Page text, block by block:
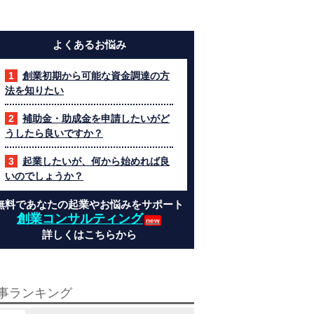
よくあるお悩み
創業初期から可能な資金調達の方
法を知りたい
補助金・助成金を申請したいがど
うしたら良いですか？
起業したいが、何から始めれば良
いのでしょうか？
料であなたの起業やお悩みをサポート
創業コンサルティング
詳しくはこちらから
ランキング